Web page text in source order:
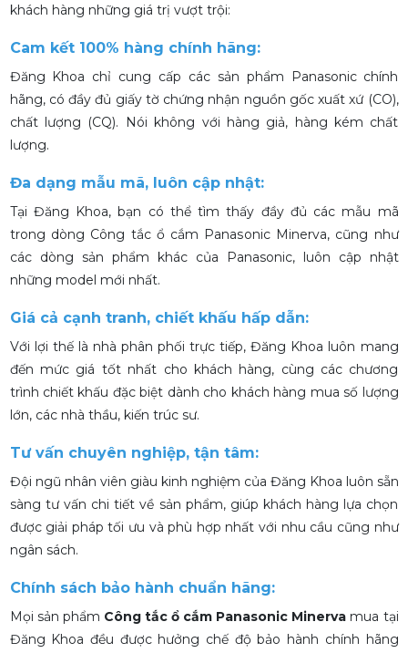
khách hàng những giá trị vượt trội:
Cam kết 100% hàng chính hãng:
Đăng Khoa chỉ cung cấp các sản phẩm Panasonic chính
hãng, có đầy đủ giấy tờ chứng nhận nguồn gốc xuất xứ (CO),
chất lượng (CQ). Nói không với hàng giả, hàng kém chất
lượng.
Đa dạng mẫu mã, luôn cập nhật:
Tại Đăng Khoa, bạn có thể tìm thấy đầy đủ các mẫu mã
trong dòng Công tắc ổ cắm Panasonic Minerva, cũng như
các dòng sản phẩm khác của Panasonic, luôn cập nhật
những model mới nhất.
Giá cả cạnh tranh, chiết khấu hấp dẫn:
Với lợi thế là nhà phân phối trực tiếp, Đăng Khoa luôn mang
đến mức giá tốt nhất cho khách hàng, cùng các chương
trình chiết khấu đặc biệt dành cho khách hàng mua số lượng
lớn, các nhà thầu, kiến trúc sư.
Tư vấn chuyên nghiệp, tận tâm:
Đội ngũ nhân viên giàu kinh nghiệm của Đăng Khoa luôn sẵn
sàng tư vấn chi tiết về sản phẩm, giúp khách hàng lựa chọn
được giải pháp tối ưu và phù hợp nhất với nhu cầu cũng như
ngân sách.
Chính sách bảo hành chuẩn hãng:
Mọi sản phẩm Công tắc ổ cắm Panasonic Minerva mua tại
Đăng Khoa đều được hưởng chế độ bảo hành chính hãng